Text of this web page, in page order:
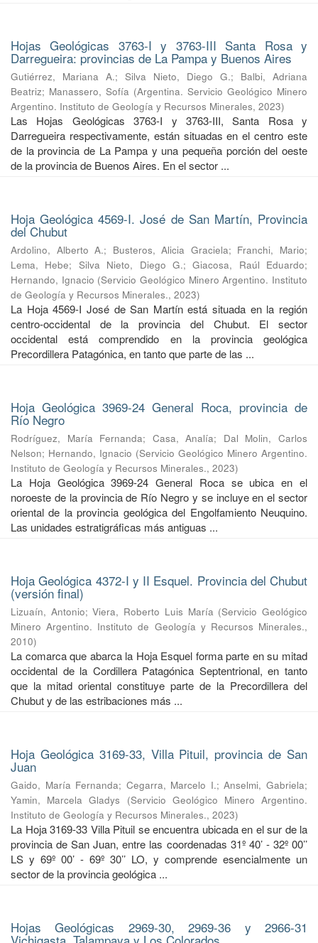
Hojas Geológicas 3763-I y 3763-III Santa Rosa y
Darregueira: provincias de La Pampa y Buenos Aires
Gutiérrez, Mariana A.; Silva Nieto, Diego G.; Balbi, Adriana
Beatriz; Manassero, Sofía (Argentina. Servicio Geológico Minero
Argentino. Instituto de Geología y Recursos Minerales, 2023)
Las Hojas Geológicas 3763-I y 3763-III, Santa Rosa y
Darregueira respectivamente, están situadas en el centro este
de la provincia de La Pampa y una pequeña porción del oeste
de la provincia de Buenos Aires. En el sector ...
Hoja Geológica 4569-I. José de San Martín, Provincia
del Chubut
Ardolino, Alberto A.; Busteros, Alicia Graciela; Franchi, Mario;
Lema, Hebe; Silva Nieto, Diego G.;Giacosa, Raúl Eduardo;
Hernando, Ignacio (Servicio Geológico Minero Argentino. Instituto
de Geología y Recursos Minerales., 2023)
La Hoja 4569-I José de San Martín está situada en la región
centro-occidental de la provincia del Chubut. El sector
occidental está comprendido en la provincia geológica
Precordillera Patagónica, en tanto que parte de las ...
Hoja Geológica 3969-24 General Roca, provincia de
Río Negro
Rodríguez, María Fernanda; Casa, Analía; Dal Molin, Carlos
Nelson; Hernando, Ignacio (Servicio Geológico Minero Argentino.
Instituto de Geología y Recursos Minerales., 2023)
La Hoja Geológica 3969-24 General Roca se ubica en el
noroeste de la provincia de Río Negro y se incluye en el sector
oriental de la provincia geológica del Engolfamiento Neuquino.
Las unidades estratigráficas más antiguas ...
Hoja Geológica 4372-I y II Esquel. Provincia del Chubut
(versión final)
Lizuaín, Antonio;Viera, Roberto Luis María (Servicio Geológico
Minero Argentino. Instituto de Geología y Recursos Minerales.,
2010)
La comarca que abarca la Hoja Esquel forma parte en su mitad
occidental de la Cordillera Patagónica Septentrional, en tanto
que la mitad oriental constituye parte de la Precordillera del
Chubut y de las estribaciones más ...
Hoja Geológica 3169-33, Villa Pituil, provincia de San
Juan
Gaido, María Fernanda; Cegarra, Marcelo I.;Anselmi, Gabriela;
Yamin, Marcela Gladys
(Servicio Geológico Minero Argentino.
Instituto de Geología y Recursos Minerales., 2023)
La Hoja 3169-33 Villa Pituil se encuentra ubicada en el sur de la
provincia de San Juan, entre las coordenadas 31º 40’ - 32º 00’’
LS y 69º 00’ - 69º 30’’ LO, y comprende esencialmente un
sector de la provincia geológica ...
Hojas Geológicas 2969-30, 2969-36 y 2966-31